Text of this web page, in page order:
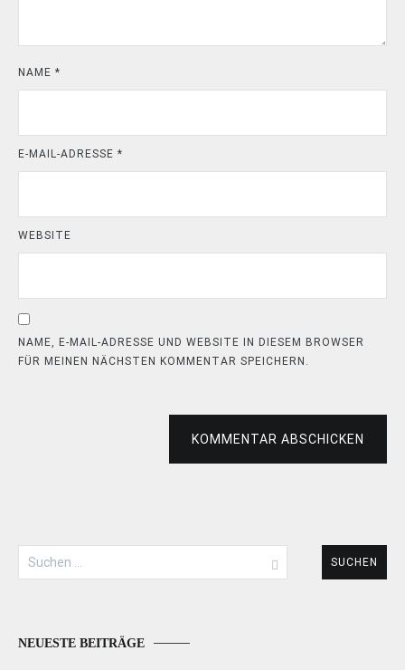
NAME *
E-MAIL-ADRESSE *
WEBSITE
NAME, E-MAIL-ADRESSE UND WEBSITE IN DIESEM BROWSER
FÜR MEINEN NÄCHSTEN KOMMENTAR SPEICHERN.
KOMMENTAR ABSCHICKEN
Suchen
nach:
NEUESTE BEITRÄGE